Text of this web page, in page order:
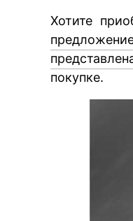
Хотите
покупке.